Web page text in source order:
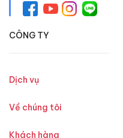
CÔNG TY
Dịch vụ
Về chúng tôi
Khách hàng